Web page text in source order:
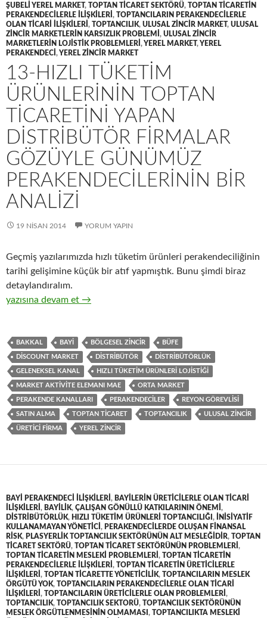
ŞUBELI YEREL MARKET, TOPTAN TICARET SEKTÖRÜ, TOPTAN TICARETIN
PERAKENDECILERLE ILIŞKILERI , TOPTANCILARIN PERAKENDECILERLE
OLAN TICARI ILIŞKILERI , TOPTANCILIK, ULUSAL ZINCIR MARKET, ULUSAL
ZINCIR MARKETLERIN KARSIZLIK PROBLEMI , ULUSAL ZINCIR
MARKETLERIN LOJISTIK PROBLEMLERI ,YEREL MARKET,YEREL
PERAKENDECI ,YEREL ZINCIR MARKET
13-HIZLI TÜKETIM
ÜRÜNLERININ TOPTAN
TICARETINI YAPAN
DISTRIBÜTÖR FIRMALAR
GÖZÜYLE GÜNÜMÜZ
PERAKENDECILERININ BIR
ANALIZI
19 NISAN 2014 YORUM YAPIN
Geçmiş yazılarımızda hızlı tüketim ürünleri perakendeciliğinin
tarihi gelişimine küçük bir atıf yapmıştık. Bunu şimdi biraz
detaylandıralım.
13-Hızlı tüketim ürünlerinin toptan ticaretini yapan
yazısına devam et →
BAKKAL BAYI BÖLGESEL ZINCIR BÜFE
DISCOUNT MARKET DISTRIBÜTÖR DISTRIBÜTÖRLÜK
GELENEKSEL KANAL HIZLI TÜKETIM ÜRÜNLERI LOJISTIĞI
MARKET AKTIVITE ELEMANI MAE ORTA MARKET
PERAKENDE KANALLARI PERAKENDECILER REYON GÖREVLISI
SATIN ALMA TOPTAN TICARET TOPTANCILIK ULUSAL ZINCIR
ÜRETICI FIRMA YEREL ZINCIR
BAYI PERAKENDECI ILIŞKILERI , BAYILERIN ÜRETICILERLE OLAN TICARI
ILIŞKILERI , BAYILIK, ÇALIŞAN GÖNÜLLÜ KATKILARININ ÖNEMI ,
DISTRIBÜTÖRLÜK, HIZLI TÜKETIM ÜRÜNLERI TOPTANCILIĞI ,
INISIYATIF
KULLANAMAYAN YÖNETICI , PERAKENDECILERDE OLUŞAN FINANSAL
RISK, PLASYERLIK TOPTANCILIK SEKTÖRÜNÜN ALT MESLEĞIDIR, TOPTAN
TICARET SEKTÖRÜ, TOPTAN TICARET SEKTÖRÜNÜN PROBLEMLERI ,
TOPTAN TICARETIN MESLEKI PROBLEMLERI , TOPTAN TICARETIN
PERAKENDECILERLE ILIŞKILERI , TOPTAN TICARETIN ÜRETICILERLE
ILIŞKILERI , TOPTAN TICARETTE YÖNETICILIK, TOPTANCILARIN MESLEK
ÖRGÜTÜ YOK, TOPTANCILARIN PERAKENDECILERLE OLAN TICARI
ILIŞKILERI , TOPTANCILARIN ÜRETICILERLE OLAN PROBLEMLERI ,
TOPTANCILIK, TOPTANCILIK SEKTORÜ, TOPTANCILIK SEKTÖRÜNÜN
MESLEK ÖRGÜTLENMESININ OLMAMASI , TOPTANCILIKTA MESLEKI